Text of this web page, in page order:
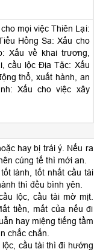
mọi việc Thiên Lại:
Hồng Sa: Xấu cho
Xấu về khai trương,
cầu lộc Địa Tặc: Xấu
thổ, xuất hành, an
Xấu cho việc xây
hay bị trái ý. Nếu ra
cúng tế thì mới an.
lành, tốt nhất cầu tài
thì đều bình yên.
lộc, cầu tài mờ mịt.
tiền, mất của nếu đi
hay miệng tiếng tầm
chắc chắn.
cầu tài thì đi hướng